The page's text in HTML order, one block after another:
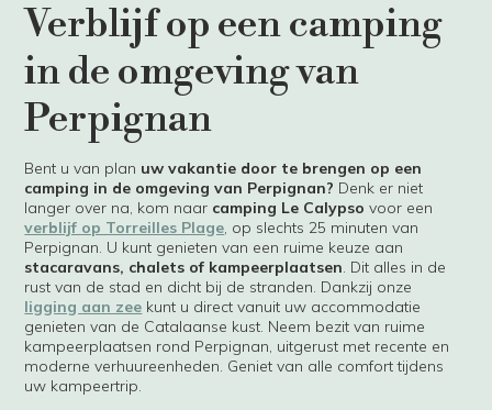
Verblijf op een camping
in de omgeving van
Perpignan
Bent u van plan uw vakantie door te brengen op een
camping in de omgeving van Perpignan? Denk er niet
langer over na, kom naar camping Le Calypso voor een
verblijf op Torreilles Plage, op slechts 25 minuten van
Perpignan. U kunt genieten van een ruime keuze aan
stacaravans, chalets of kampeerplaatsen. Dit alles in de
rust van de stad en dicht bij de stranden. Dankzij onze
ligging aan zee kunt u direct vanuit uw accommodatie
genieten van de Catalaanse kust. Neem bezit van ruime
kampeerplaatsen rond Perpignan, uitgerust met recente en
moderne verhuureenheden. Geniet van alle comfort tijdens
uw kampeertrip.